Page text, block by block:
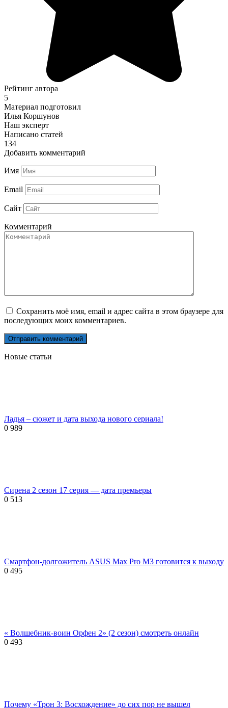
Рейтинг автора
5
Материал подготовил
Илья Коршунов
Наш эксперт
Написано статей
134
Добавить комментарий
Имя
Email
Сайт
Комментарий
Сохранить моё имя, email и адрес сайта в этом браузере для
последующих моих комментариев.
Новые статьи
Ладья – сюжет и дата выхода нового сериала!
0 989
Сирена 2 сезон 17 серия — дата премьеры
0 513
Смартфон-долгожитель ASUS Max Pro M3 готовится к выходу
0 495
« Волшебник-воин Орфен 2» (2 сезон) смотреть онлайн
0 493
Почему «Трон 3: Восхождение» до сих пор не вышел